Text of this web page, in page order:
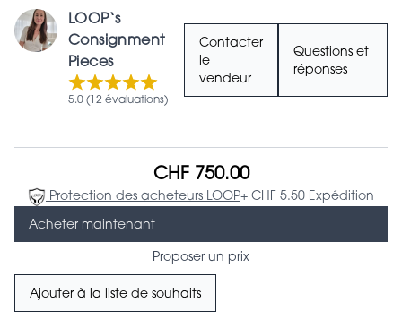
LOOP‘s
Consignment
Pieces
5.0 (12 évaluations)
Contacter
le
vendeur
Questions et
réponses
CHF 750.00
Protection des acheteurs LOOP+ CHF 5.50 Expédition
Acheter maintenant
Proposer un prix
Ajouter à la liste de souhaits